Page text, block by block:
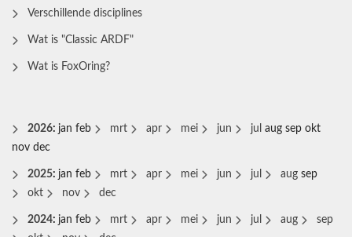
Verschillende disciplines
Wat is "Classic ARDF"
Wat is FoxOring?
2026: jan feb mrt apr mei jun jul aug sep okt
nov dec
2025: jan feb mrt apr mei jun jul aug sep
okt
nov dec
2024: jan feb mrt apr mei jun jul aug
sep